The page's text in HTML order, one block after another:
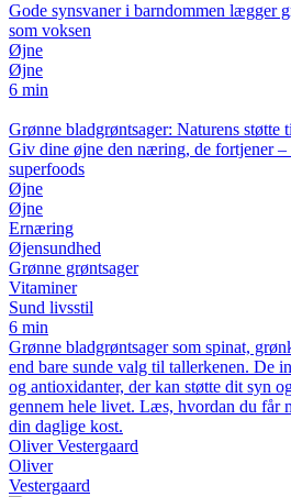
Gode synsvaner i barndommen lægger
som voksen
Øjne
Øjne
6 min
Grønne bladgrøntsager: Naturens støtte
Giv dine øjne den næring, de fortjener –
superfoods
Øjne
Øjne
Ernæring
Øjensundhed
Grønne grøntsager
Vitaminer
Sund livsstil
6 min
Grønne bladgrøntsager som spinat,
end bare sunde valg til tallerkenen. De
og antioxidanter, der kan støtte dit syn
gennem hele livet. Læs, hvordan du får
din daglige kost.
Oliver Vestergaard
Oliver
Vestergaard